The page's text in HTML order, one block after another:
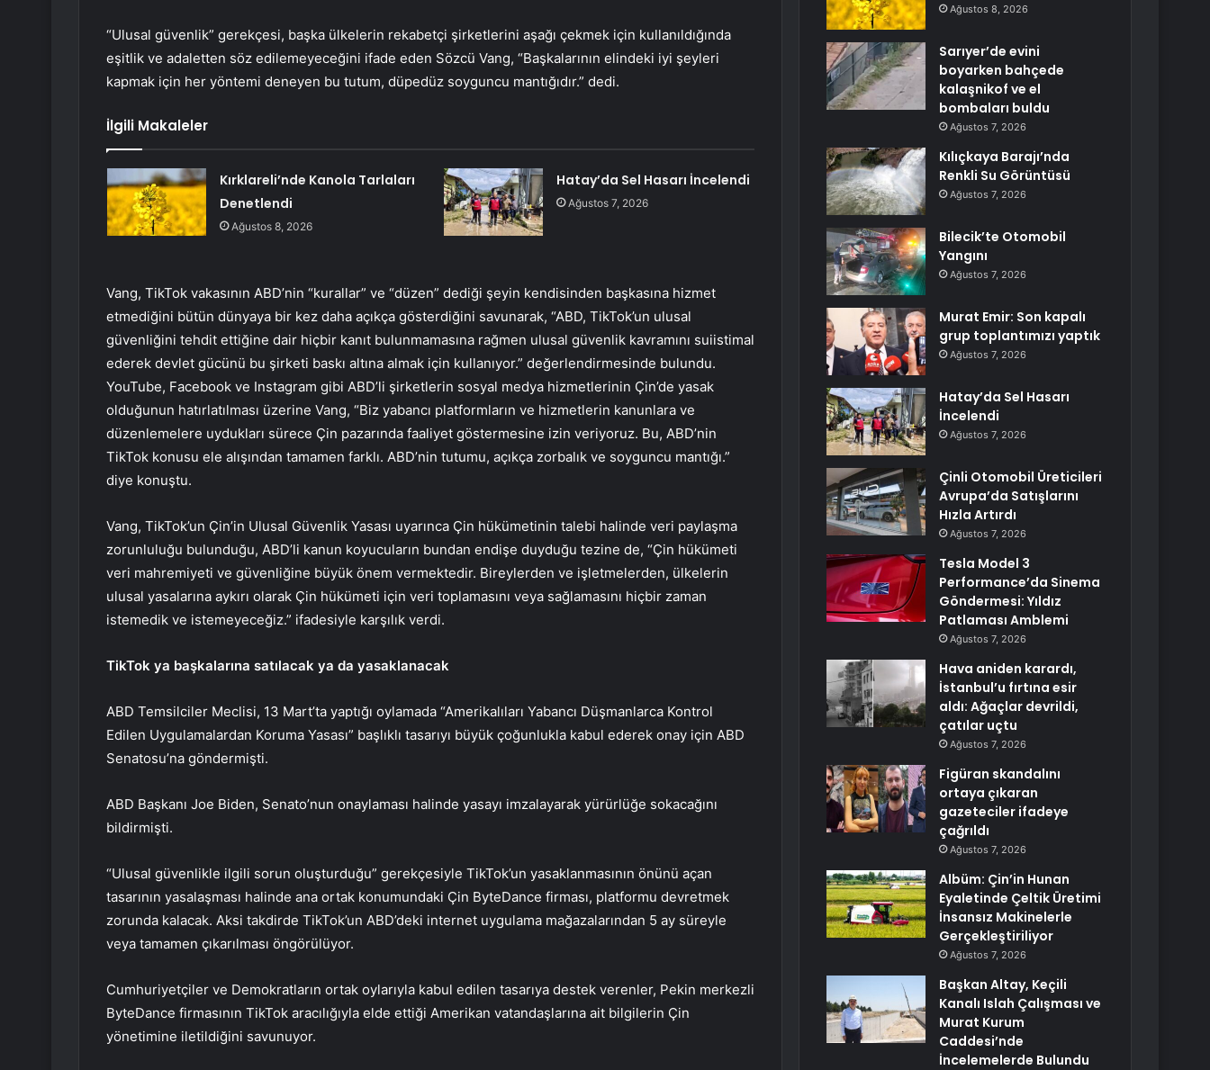
“Ulusal güvenlik” gerekçesi, başka ülkelerin rekabetçi şirketlerini aşağı çekmek için kullanıldığında
eşitlik ve adaletten söz edilemeyeceğini ifade eden Sözcü Vang, “Başkalarının elindeki iyi şeyleri
kapmak için her yöntemi deneyen bu tutum, düpedüz soyguncu mantığıdır.” dedi.
İlgili Makaleler
Kırklareli’nde Kanola Tarlaları
Denetlendi
Ağustos 8, 2026
Hatay’da Sel Hasarı İncelendi
Ağustos 7, 2026
Vang, TikTok vakasının ABD’nin “kurallar” ve “düzen” dediği şeyin kendisinden başkasına hizmet
etmediğini bütün dünyaya bir kez daha açıkça gösterdiğini savunarak, “ABD, TikTok’un ulusal
güvenliğini tehdit ettiğine dair hiçbir kanıt bulunmamasına rağmen ulusal güvenlik kavramını suiistimal
ederek devlet gücünü bu şirketi baskı altına almak için kullanıyor.” değerlendirmesinde bulundu.
YouTube, Facebook ve Instagram gibi ABD’li şirketlerin sosyal medya hizmetlerinin Çin’de yasak
olduğunun hatırlatılması üzerine Vang, “Biz yabancı platformların ve hizmetlerin kanunlara ve
düzenlemelere uydukları sürece Çin pazarında faaliyet göstermesine izin veriyoruz. Bu, ABD’nin
TikTok konusu ele alışından tamamen farklı. ABD’nin tutumu, açıkça zorbalık ve soyguncu mantığı.”
diye konuştu.
Vang, TikTok’un Çin’in Ulusal Güvenlik Yasası uyarınca Çin hükümetinin talebi halinde veri paylaşma
zorunluluğu bulunduğu, ABD’li kanun koyucuların bundan endişe duyduğu tezine de, “Çin hükümeti
veri mahremiyeti ve güvenliğine büyük önem vermektedir. Bireylerden ve işletmelerden, ülkelerin
ulusal yasalarına aykırı olarak Çin hükümeti için veri toplamasını veya sağlamasını hiçbir zaman
istemedik ve istemeyeceğiz.” ifadesiyle karşılık verdi.
TikTok ya başkalarına satılacak ya da yasaklanacak
ABD Temsilciler Meclisi, 13 Mart’ta yaptığı oylamada “Amerikalıları Yabancı Düşmanlarca Kontrol
Edilen Uygulamalardan Koruma Yasası” başlıklı tasarıyı büyük çoğunlukla kabul ederek onay için ABD
Senatosu’na göndermişti.
ABD Başkanı Joe Biden, Senato’nun onaylaması halinde yasayı imzalayarak yürürlüğe sokacağını
bildirmişti.
“Ulusal güvenlikle ilgili sorun oluşturduğu” gerekçesiyle TikTok’un yasaklanmasının önünü açan
tasarının yasalaşması halinde ana ortak konumundaki Çin ByteDance firması, platformu devretmek
zorunda kalacak. Aksi takdirde TikTok’un ABD’deki internet uygulama mağazalarından 5 ay süreyle
veya tamamen çıkarılması öngörülüyor.
Cumhuriyetçiler ve Demokratların ortak oylarıyla kabul edilen tasarıya destek verenler, Pekin merkezli
ByteDance firmasının TikTok aracılığıyla elde ettiği Amerikan vatandaşlarına ait bilgilerin Çin
yönetimine iletildiğini savunuyor.
Ağustos 8, 2026
Sarıyer’de evini
boyarken bahçede
kalaşnikof ve el
bombaları buldu
Ağustos 7, 2026
Kılıçkaya Barajı’nda
Renkli Su Görüntüsü
Ağustos 7, 2026
Bilecik’te Otomobil
Yangını
Ağustos 7, 2026
Murat Emir: Son kapalı
grup toplantımızı yaptık
Ağustos 7, 2026
Hatay’da Sel Hasarı
İncelendi
Ağustos 7, 2026
Çinli Otomobil Üreticileri
Avrupa’da Satışlarını
Hızla Artırdı
Ağustos 7, 2026
Tesla Model 3
Performance’da Sinema
Göndermesi: Yıldız
Patlaması Amblemi
Ağustos 7, 2026
Hava aniden karardı,
İstanbul’u fırtına esir
aldı: Ağaçlar devrildi,
çatılar uçtu
Ağustos 7, 2026
Figüran skandalını
ortaya çıkaran
gazeteciler ifadeye
çağrıldı
Ağustos 7, 2026
Albüm: Çin’in Hunan
Eyaletinde Çeltik Üretimi
İnsansız Makinelerle
Gerçekleştiriliyor
Ağustos 7, 2026
Başkan Altay, Keçili
Kanalı Islah Çalışması ve
Murat Kurum
Caddesi’nde
İncelemelerde Bulundu